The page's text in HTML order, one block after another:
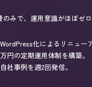
みで、運用意識がほぼゼロ
化によるリニュー
円の定期運用体制を構築。
社事例を週2回発信。